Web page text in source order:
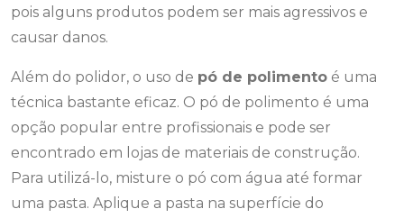
pois alguns produtos podem ser mais agressivos e
causar danos.
Além do polidor, o uso de pó de polimento é uma
técnica bastante eficaz. O pó de polimento é uma
opção popular entre profissionais e pode ser
encontrado em lojas de materiais de construção.
Para utilizá-lo, misture o pó com água até formar
uma pasta. Aplique a pasta na superfície do